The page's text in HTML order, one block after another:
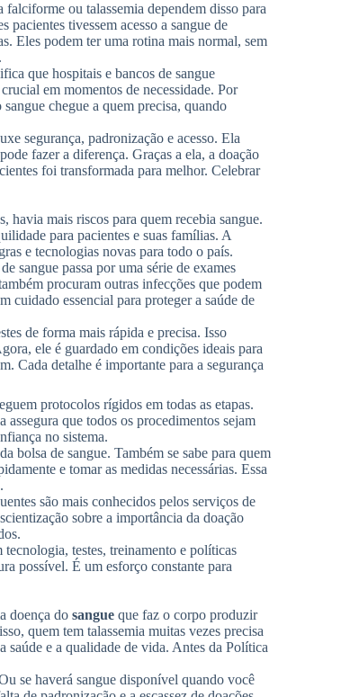
falciforme ou talassemia dependem disso para
pacientes tivessem acesso a sangue de
Eles podem ter uma rotina mais normal, sem
que hospitais e bancos de sangue
em momentos de necessidade. Por
chegue a quem precisa, quando
segurança, padronização e acesso. Ela
fazer a diferença. Graças a ela, a doação
foi transformada para melhor. Celebrar
havia mais riscos para quem recebia sangue.
para pacientes e suas famílias. A
e tecnologias novas para todo o país.
sangue passa por uma série de exames
procuram outras infecções que podem
cuidado essencial para proteger a saúde de
de forma mais rápida e precisa. Isso
ele é guardado em condições ideais para
Cada detalhe é importante para a segurança
protocolos rígidos em todas as etapas.
assegura que todos os procedimentos sejam
no sistema.
bolsa de sangue. Também se sabe para quem
e tomar as medidas necessárias. Essa
são mais conhecidos pelos serviços de
sobre a importância da doação
testes, treinamento e políticas
possível. É um esforço constante para
doença do sangue que faz o corpo produzir
quem tem talassemia muitas vezes precisa
saúde e a qualidade de vida. Antes da Política
se haverá sangue disponível quando você